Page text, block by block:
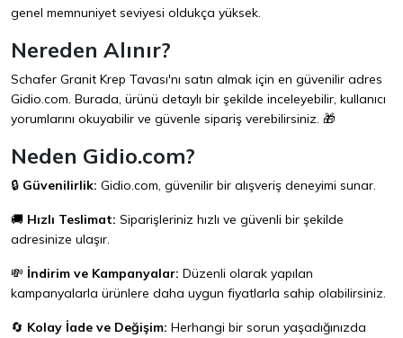
genel memnuniyet seviyesi oldukça yüksek.
Nereden Alınır?
Schafer Granit Krep Tavası'nı satın almak için en güvenilir adres
Gidio.com. Burada, ürünü detaylı bir şekilde inceleyebilir, kullanıcı
yorumlarını okuyabilir ve güvenle sipariş verebilirsiniz. 🎁
Neden Gidio.com?
🔒 Güvenilirlik: Gidio.com, güvenilir bir alışveriş deneyimi sunar.
🚚 Hızlı Teslimat: Siparişleriniz hızlı ve güvenli bir şekilde
adresinize ulaşır.
💸 İndirim ve Kampanyalar: Düzenli olarak yapılan
kampanyalarla ürünlere daha uygun fiyatlarla sahip olabilirsiniz.
🔄 Kolay İade ve Değişim: Herhangi bir sorun yaşadığınızda